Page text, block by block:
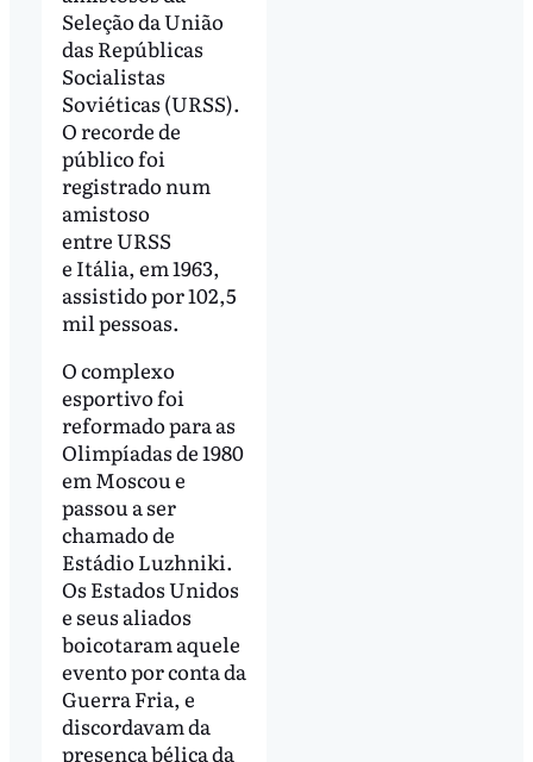
Seleção da União
das Repúblicas
Socialistas
Soviéticas (URSS).
O recorde de
público foi
registrado num
amistoso
entre URSS
e Itália, em 1963,
assistido por 102,5
mil pessoas.
O complexo
esportivo foi
reformado para as
Olimpíadas de 1980
em Moscou e
passou a ser
chamado de
Estádio Luzhniki.
Os Estados Unidos
e seus aliados
boicotaram aquele
evento por conta da
Guerra Fria, e
discordavam da
presença bélica da